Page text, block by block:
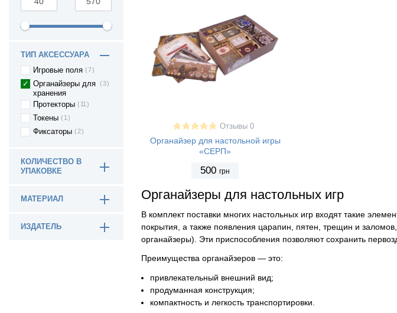
ТИП АКСЕССУАРА
Игровые поля
7
Органайзеры для
хранения
3
Протекторы 11
Токены 1
Фиксаторы 2
КОЛИЧЕСТВО В
УПАКОВКЕ
МАТЕРИАЛ
ИЗДАТЕЛЬ
Отзывы 0
Органайзер для настольной игры
«СЕРП»
500 грн
Органайзеры для настольных игр
В комплект поставки многих настольных игр входят такие
покрытия, а также появления царапин, пятен, трещин и
органайзеры). Эти приспособления позволяют сохранить
Преимущества органайзеров — это:
привлекательный внешний вид;
продуманная конструкция;
компактность и легкость транспортировки.